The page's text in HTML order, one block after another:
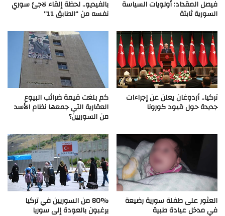
فيصل المقداد: أولويات السياسة
السورية ثابتة
بالفيديو.. لحظة إلقاء لاجئ سوري
نفسه من “الطابق 11”
تركيا.. أردوغان يعلن عن إجراءات
جديدة حول قيود كورونا
كم بلغت قيمة ضرائب البيوع
العقارية التي جمعها نظام الأسد
من السوريين؟
العثور على طفلة سورية رضيعة
في مدخل عيادة طبية
80% من السوريين في تركيا
يرغبون بالعودة إلى سوريا